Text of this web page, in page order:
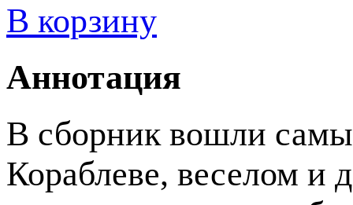
В корзину
Аннотация
В сборник вошли
Кораблеве, веселом и